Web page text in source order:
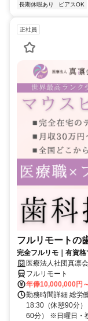
長期休暇あり
ピアスOK
正社員
フルリモートの
完全フルリモ｜有資
医療法人社団真凛会
フルリモート
年俸10,000,000円
勤務時間詳細 総労
18:30（休憩90分
60分） ※日曜日・